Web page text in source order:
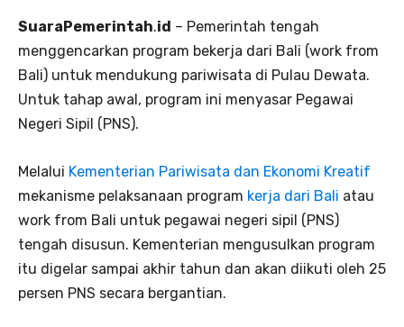
SuaraPemerintah.id – Pemerintah tengah
menggencarkan program bekerja dari Bali (work from
Bali) untuk mendukung pariwisata di Pulau Dewata.
Untuk tahap awal, program ini menyasar Pegawai
Negeri Sipil (PNS).
Melalui Kementerian Pariwisata dan Ekonomi Kreatif
mekanisme pelaksanaan program kerja dari Bali atau
work from Bali untuk pegawai negeri sipil (PNS)
tengah disusun. Kementerian mengusulkan program
itu digelar sampai akhir tahun dan akan diikuti oleh 25
persen PNS secara bergantian.